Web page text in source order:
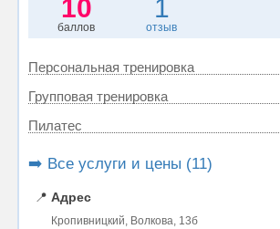
10
баллов
1
отзыв
Персональная тренировка
Групповая тренировка
Пилатес
➡️ Все услуги и цены (11)
📍 Адрес
Кропивницкий, Волкова, 13б